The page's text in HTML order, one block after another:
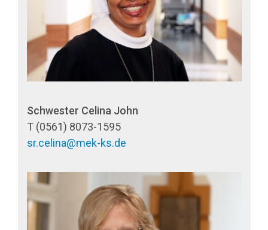
Schwester Celina John
T (0561) 8073-1595
sr.celina@mek-ks.de